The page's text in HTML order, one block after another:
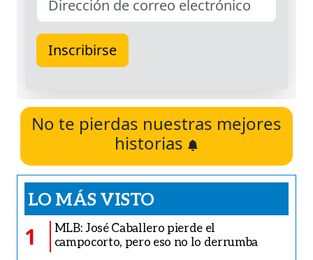
No te pierdas nuestras mejores
historias
LO MÁS VISTO
1
MLB: José Caballero pierde el
campocorto, pero eso no lo derrumba